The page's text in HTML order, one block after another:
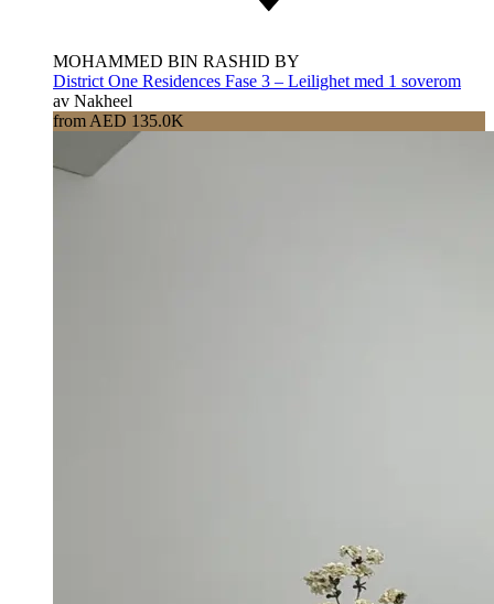
MOHAMMED BIN RASHID BY
District One Residences Fase 3 – Leilighet med 1 soverom
av Nakheel
from AED 135.0K